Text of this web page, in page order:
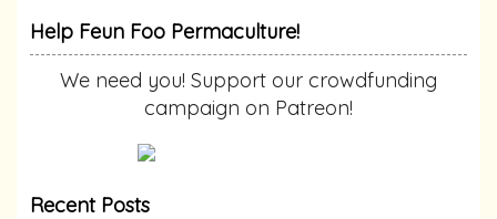
Help Feun Foo Permaculture!
We need you! Support our crowdfunding
campaign on Patreon!
Recent Posts